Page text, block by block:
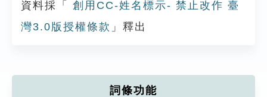
資料採「
創用CC-姓名標示- 禁止改作 臺
灣3.0版授權條款 」釋出
詞條功能